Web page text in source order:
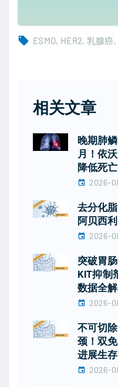
ESMO HER2 乳腺癌
相关文章
晚期肺
月！依
降低死
2026-
去分化
阿贝西
2026-
突破胃
KIT抑制
数据全
2026-
不可切
颈！双
进展生
2026-